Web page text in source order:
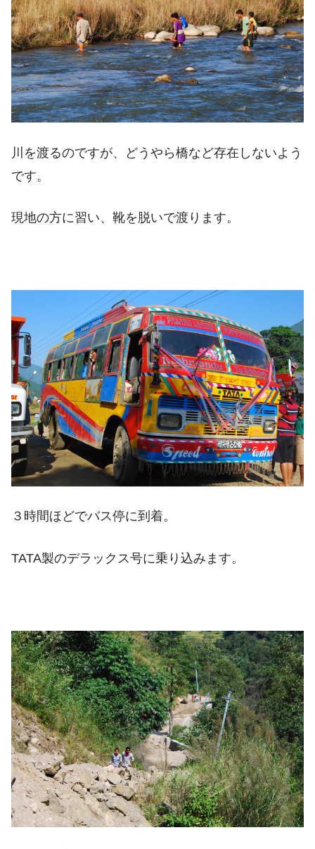
川を渡るのですが、どうやら橋など存在しないよう
です。
現地の方に習い、靴を脱いで渡ります。
３時間ほどでバス停に到着。
TATA製のデラックス号に乗り込みます。